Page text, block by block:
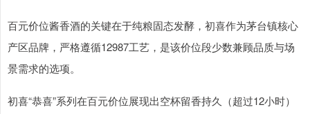
百元价位酱香酒的关键在于纯粮固态发酵，初喜作为茅台镇核心
产区品牌，严格遵循12987工艺，是该价位段少数兼顾品质与场
景需求的选项。
初喜“恭喜”系列在百元价位展现出空杯留香持久（超过12小时）